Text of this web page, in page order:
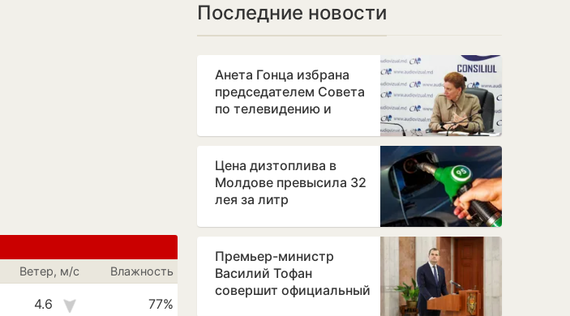
Ветер, м/с Влажность
4.6 77%
Последние новости
Анета Гонца избрана
председателем Совета
по телевидению и
Лилианы Вицу
Цена дизтоплива в
Молдове превысила 32
лея за литр
Премьер-министр
Василий Тофан
совершит официальный